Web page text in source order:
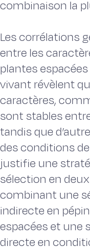
combinaison la
Les corrélations
entre les
plantes
vivant révèlent
caractères,
sont stables
tandis que
des conditions
justifie une
sélection en
combinant une
indirecte en
espacées et une
directe en